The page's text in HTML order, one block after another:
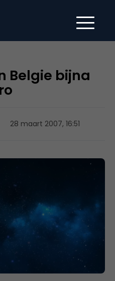
Belgie bijna
28 maart 2007, 16:51